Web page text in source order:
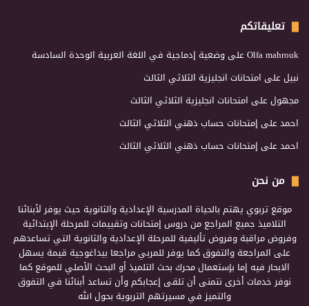
تعليقاتكم
Olfa mahroukعلى وضعية إدماجية في اللغة العربية الوحدة السادسة
نبيلعلى امتحانات انجليزية الثلاثي الثالث
مجهولعلى امتحانات انجليزية الثلاثي الثالث
احمدعلى إمتحانات حساب ذهني الثلاثي الثالث
احمدعلى إمتحانات حساب ذهني الثلاثي الثالث
من نحن
موقع تربوي يهتم بالحياة المدرسية الإعدادية والثانوية حيث يوفر لأبنائنا
التلاميذ جميع المراجع من دروس إمتحانات وتقييمات للمرحلة الإبتدائية
وفروض مراقبة وفروض تأليفية للمرحلة الإعدادية والثانوية التي تساعدهم
على المراجعة والتفوق كما يوفر للمربي مراجعا بيداغوجية قيمة يسهل
الابحار فيه إما بإستعمال محرك بحث التلميذ أو البحث الأصلي للموقع كما
نوفر خدمات أخرى نتمنى أن تلقى إعجابكم وأن تساعد أبنائنا في التفوق
والتميز في مسيرتهم التربوية بحول الله